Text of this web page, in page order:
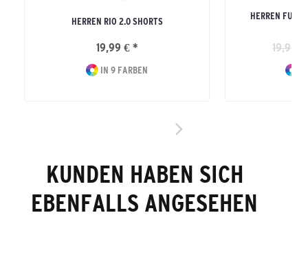
HERREN RIO 2.0 SHORTS
19,99 € *
IN 9 FARBEN
HERREN
19,99
KUNDEN HABEN SICH
EBENFALLS ANGESEHEN